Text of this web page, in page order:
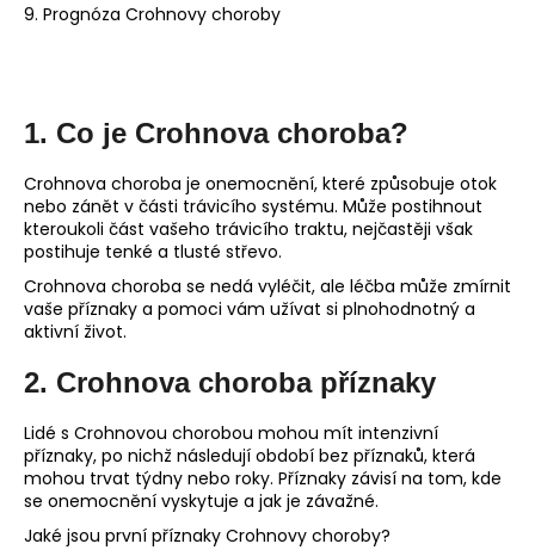
9. Prognóza Crohnovy choroby
1. Co je Crohnova choroba?
Crohnova choroba je onemocnění, které způsobuje otok
nebo zánět v části trávicího systému. Může postihnout
kteroukoli část vašeho trávicího traktu, nejčastěji však
postihuje tenké a tlusté střevo.
Crohnova choroba se nedá vyléčit, ale léčba může zmírnit
vaše příznaky a pomoci vám užívat si plnohodnotný a
aktivní život.
2. Crohnova choroba příznaky
Lidé s Crohnovou chorobou mohou mít intenzivní
příznaky, po nichž následují období bez příznaků, která
mohou trvat týdny nebo roky. Příznaky závisí na tom, kde
se onemocnění vyskytuje a jak je závažné.
Jaké jsou první příznaky Crohnovy choroby?
j
?
HLEDAT
D
o
p
o
r
u
č
u